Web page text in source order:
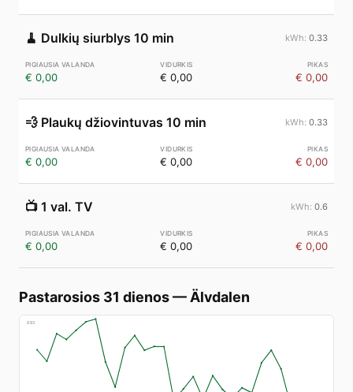
🧹 Dulkių siurblys 10 min 0.33
€ 0,00 € 0,00 € 0,00
💨 Plaukų džiovintuvas 10 min 0.33
€ 0,00 € 0,00 € 0,00
📺 1 val. TV 0.6
€ 0,00 € 0,00 € 0,00
Pastarosios 31 dienos— Älvdalen
€83